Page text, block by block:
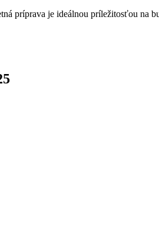
príprava je ideálnou príležitosťou na